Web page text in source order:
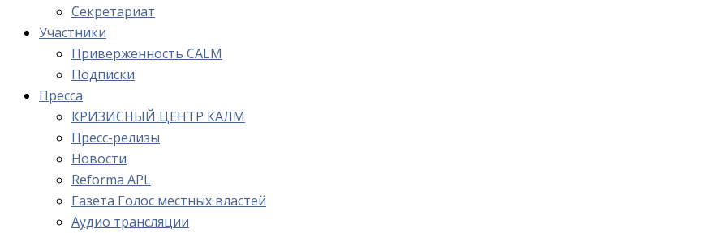
Cекретариат
Участники
Приверженность CALM
Подписки
Пресса
КРИЗИСНЫЙ ЦЕНТР КАЛМ
Пресс-релизы
Новости
Reforma APL
Газета Голос местных властей
Аудио трансляции